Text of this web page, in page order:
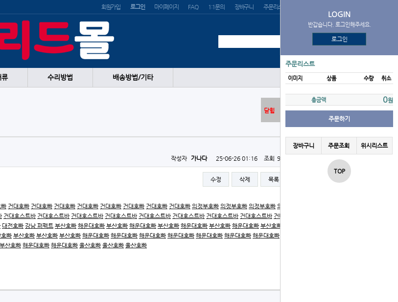
회원가입 로그인 마이페이지 FAQ 1:1문의 장바구니 주문리스트
류 수리방법 배송방법/기타
LOGIN
반갑습니다. 로그인해주세요.
로그인
주문리스트
이미지 상품 수량 취소
총금액 0원
주문하기
장바구니 주문조회 위시리스트
TOP
닫힘
작성자 가나다 25-06-26 01:16 조회 974회
수정 삭제 목록
빠 건대호빠 건대호빠 건대호빠 건대호빠 건대호빠 건대호빠 건대호빠 건대호빠 의정부호빠 의정부호빠 의정부호빠 의정부호빠
건대호스트바 건대호스트바 건대호스트바 건대호스트바 건대호스트바 건대호스트바 건대호스트바 건대호스트바 건대호스트바
대전호빠 강남 퍼펙트 부산호빠 해운대호빠 부산호빠 해운대호빠 부산호빠 해운대호빠 부산호빠 해운대호빠 부산호빠
빠 부산호빠 부산호빠 부산호빠 해운대호빠 해운대호빠 해운대호빠 해운대호빠 해운대호빠 해운대호빠 해운대호빠
부산호빠 해운대호빠 해운대호빠 울산호빠 울산호빠 울산호빠